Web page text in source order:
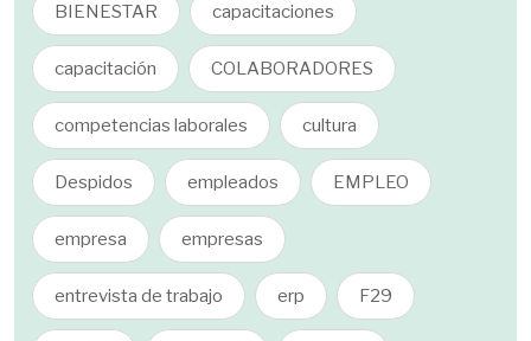
BIENESTAR capacitaciones
capacitación COLABORADORES
competencias laborales cultura
Despidos empleados EMPLEO
empresa empresas
entrevista de trabajo erp F29